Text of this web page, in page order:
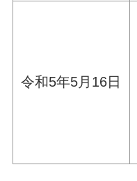
令和5年5月16日